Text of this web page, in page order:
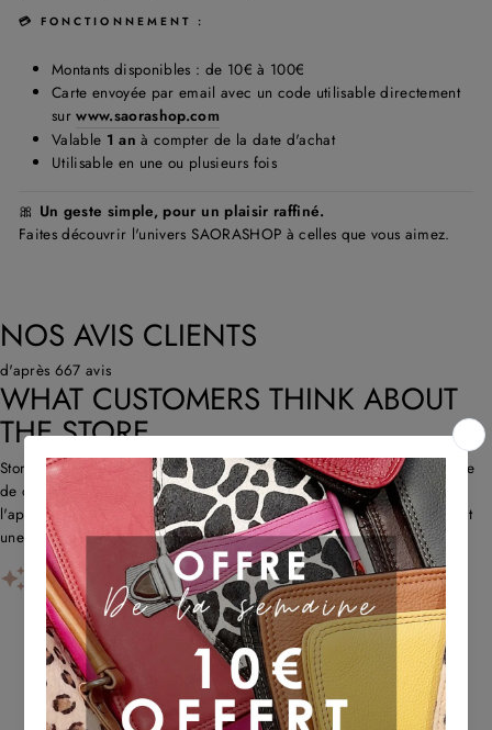
💳 FONCTIONNEMENT :
Montants disponibles : de 10€ à 100€
Carte envoyée par email avec un code utilisable directement
surwww.saorashop.com
Valable 1 an à compter de la date d'achat
Utilisable en une ou plusieurs fois
🎀 Un geste simple, pour un plaisir raffiné.
Faites découvrir l'univers SAORASHOP à celles que vous aimez.
NOS AVIS CLIENTS
d'après 667 avis
WHAT CUSTOMERS THINK ABOUT
THE STORE
Store propose des sacs en cuir uniques et recyclés avec un savoir-faire
de qualité et une livraison rapide. Les clients louent l'originalité,
l'approche écologique et le service client réactif. Certains remarquent
une forte odeur de cuir au début et des problè...
AI-GENERATED FROM CUSTOMER REVIEWS.
TU POURRAIS AUSSI AIMER